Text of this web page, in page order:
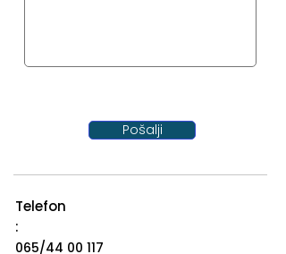
Pošalji
Telefon
:
065/44 00 117